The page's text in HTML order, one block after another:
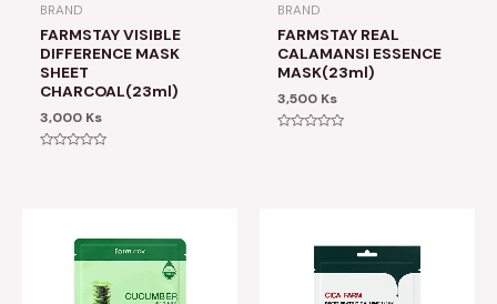
BRAND
FARMSTAY VISIBLE
DIFFERENCE MASK
SHEET
CHARCOAL(23ml)
3,000 Ks
BRAND
FARMSTAY REAL
CALAMANSI ESSENCE
MASK(23ml)
3,500 Ks